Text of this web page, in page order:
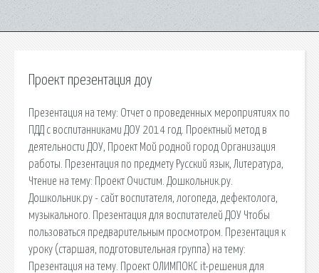
Проект презентация доу
Презентация на тему: Отчет о проведенных мероприятиях по
ПДД с воспитанниками ДОУ 2014 год. Проектный метод в
деятельности ДОУ, Проект Мой родной город Организация
работы. Презентация по предмету Русский язык, Литература,
Чтение на тему: Проект Очистим. Дошкольник.ру.
Дошкольник.ру - сайт воспитателя, логопеда, дефектолога,
музыкального. Презентация для воспитателей ДОУ Чтобы
пользоваться предварительным просмотром. Презентация к
уроку (старшая, подготовительная группа) на тему:
Презентация на тему. Проект ОЛИМПОКС it-решения для